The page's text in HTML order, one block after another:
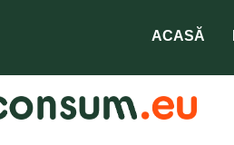
ACASĂ